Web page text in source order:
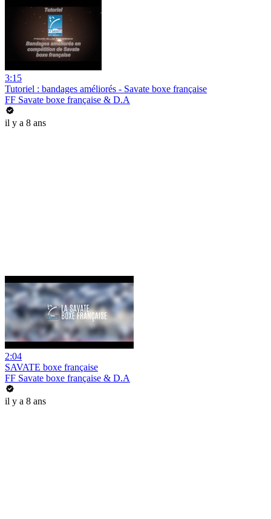
3:15
Tutoriel : bandages améliorés - Savate boxe française
FF Savate boxe française & D.A
il y a 8 ans
2:04
SAVATE boxe française
FF Savate boxe française & D.A
il y a 8 ans